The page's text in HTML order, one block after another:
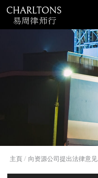
主頁 向资源公司提出法律意见